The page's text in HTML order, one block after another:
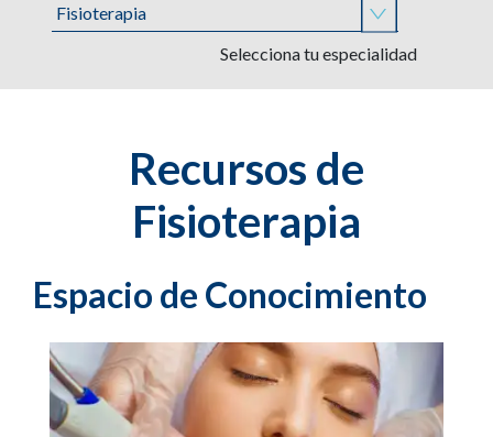
Selecciona tu especialidad
Recursos de
Fisioterapia
Espacio de Conocimiento